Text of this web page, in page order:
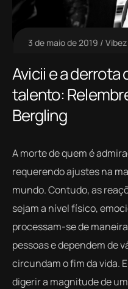
3 de maio de 2019
Avicii e a derrota
talento:
Bergling
A morte de quem é
requerendo ajustes na
mundo. Contudo, as
sejam a nível físico,
processam-se de
pessoas e dependem de
circundam o fim da vida.
digerir a magnitude de